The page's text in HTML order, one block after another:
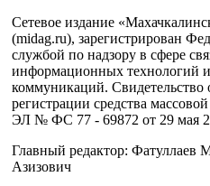
Сетевое издание
(midag.ru), зарегистрирован
службой по надзору в сфере
информационных технологий
коммуникаций. Свидетельство
регистрации средства
ЭЛ № ФС 77 - 69872 от 29 мая
Главный редактор: Фатуллаев
Азизович